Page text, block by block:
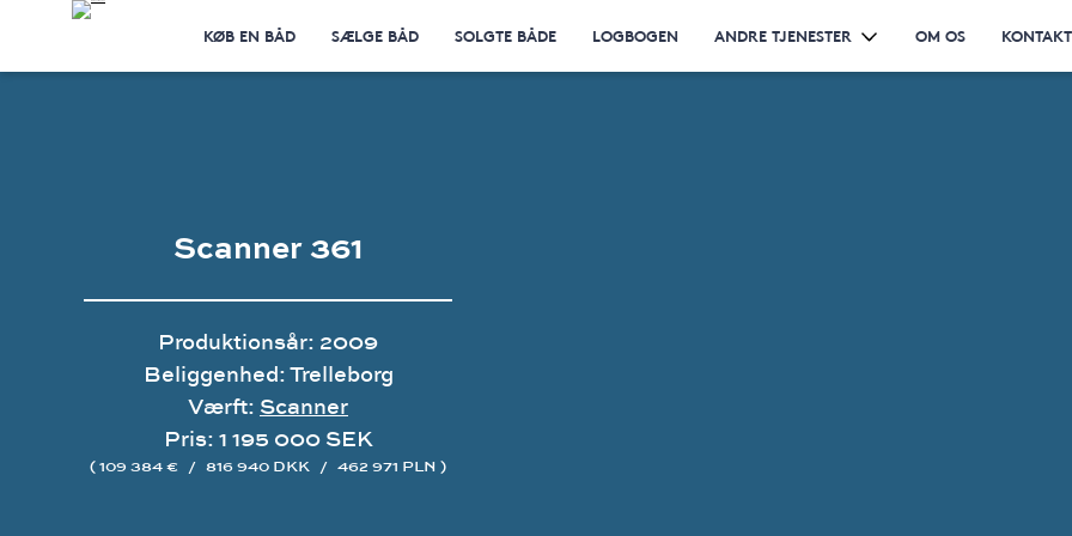
KØB EN BÅD SÆLGE BÅD SOLGTE BÅDE LOGBOGEN ANDRE TJENESTER OM OS
Scanner 361
Produktionsår: 2009
Beliggenhed: Trelleborg
Værft: Scanner
Pris: 1 195 000 SEK
( 109 384 € / 816 940 DKK / 462 971 PLN )